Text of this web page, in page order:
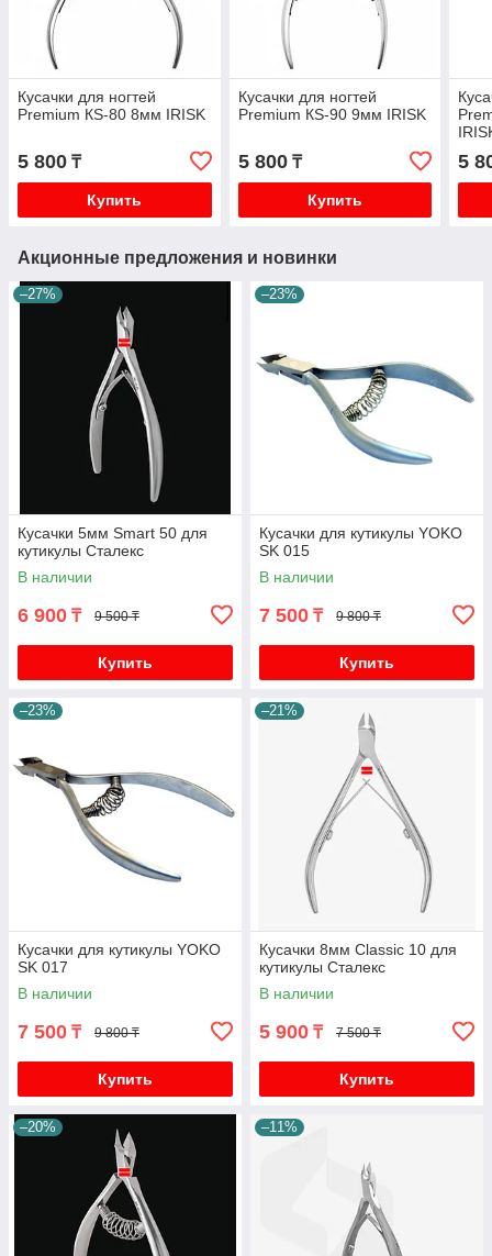
Кусачки для ногтей
Premium КS-80 8мм IRISK
5 800 ₸
Купить
Кусачки для ногтей
Premium КS-90 9мм IRISK
5 800₸
Купить
5
Акционные предложения и новинки
–27%
Кусачки 5мм Smart 50 для
кутикулы Сталекс
В наличии
6 900 ₸ 9 500 ₸
Купить
–23%
Кусачки для кутикулы YOKO
SK 015
В наличии
7 500 ₸ 9 800 ₸
Купить
–23%
Кусачки для кутикулы YOKO
SK 017
В наличии
7 500 ₸ 9 800 ₸
Купить
–21%
Кусачки 8мм Classic 10 для
кутикулы Сталекс
В наличии
5 900 ₸ 7 500 ₸
Купить
–20% –11%